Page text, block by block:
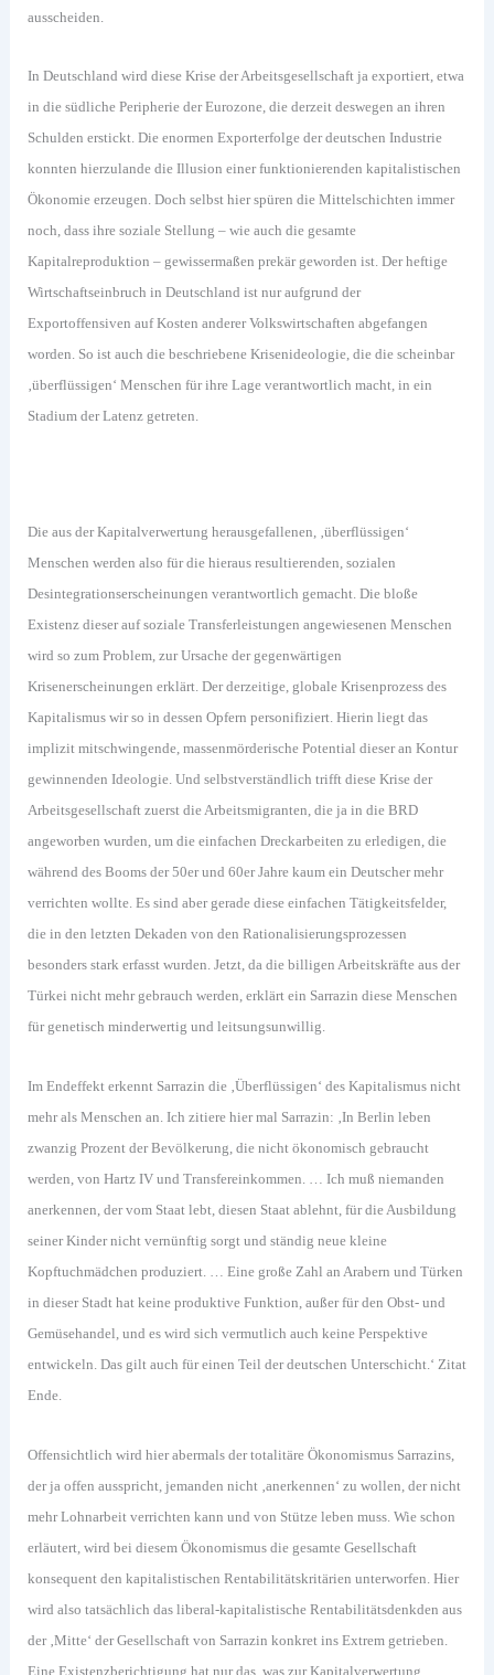
ausscheiden.
In Deutschland wird diese Krise der Arbeitsgesellschaft ja exportiert, etwa
in die südliche Peripherie der Eurozone, die derzeit deswegen an ihren
Schulden erstickt. Die enormen Exporterfolge der deutschen Industrie
konnten hierzulande die Illusion einer funktionierenden kapitalistischen
Ökonomie erzeugen. Doch selbst hier spüren die Mittelschichten immer
noch, dass ihre soziale Stellung – wie auch die gesamte
Kapitalreproduktion – gewissermaßen prekär geworden ist. Der heftige
Wirtschaftseinbruch in Deutschland ist nur aufgrund der
Exportoffensiven auf Kosten anderer Volkswirtschaften abgefangen
worden. So ist auch die beschriebene Krisenideologie, die die scheinbar
‚überflüssigen‘ Menschen für ihre Lage verantwortlich macht, in ein
Stadium der Latenz getreten.
Die aus der Kapitalverwertung herausgefallenen, ‚überflüssigen‘
Menschen werden also für die hieraus resultierenden, sozialen
Desintegrationserscheinungen verantwortlich gemacht. Die bloße
Existenz dieser auf soziale Transferleistungen angewiesenen Menschen
wird so zum Problem, zur Ursache der gegenwärtigen
Krisenerscheinungen erklärt. Der derzeitige, globale Krisenprozess des
Kapitalismus wir so in dessen Opfern personifiziert. Hierin liegt das
implizit mitschwingende, massenmörderische Potential dieser an Kontur
gewinnenden Ideologie. Und selbstverständlich trifft diese Krise der
Arbeitsgesellschaft zuerst die Arbeitsmigranten, die ja in die BRD
angeworben wurden, um die einfachen Dreckarbeiten zu erledigen, die
während des Booms der 50er und 60er Jahre kaum ein Deutscher mehr
verrichten wollte. Es sind aber gerade diese einfachen Tätigkeitsfelder,
die in den letzten Dekaden von den Rationalisierungsprozessen
besonders stark erfasst wurden. Jetzt, da die billigen Arbeitskräfte aus der
Türkei nicht mehr gebrauch werden, erklärt ein Sarrazin diese Menschen
für genetisch minderwertig und leitsungsunwillig.
Im Endeffekt erkennt Sarrazin die ‚Überflüssigen‘ des Kapitalismus nicht
mehr als Menschen an. Ich zitiere hier mal Sarrazin: ‚In Berlin leben
zwanzig Prozent der Bevölkerung, die nicht ökonomisch gebraucht
werden, von Hartz IV und Transfereinkommen. … Ich muß niemanden
anerkennen, der vom Staat lebt, diesen Staat ablehnt, für die Ausbildung
seiner Kinder nicht vernünftig sorgt und ständig neue kleine
Kopftuchmädchen produziert. … Eine große Zahl an Arabern und Türken
in dieser Stadt hat keine produktive Funktion, außer für den Obst- und
Gemüsehandel, und es wird sich vermutlich auch keine Perspektive
entwickeln. Das gilt auch für einen Teil der deutschen Unterschicht.‘ Zitat
Ende.
Offensichtlich wird hier abermals der totalitäre Ökonomismus Sarrazins,
der ja offen ausspricht, jemanden nicht ‚anerkennen‘ zu wollen, der nicht
mehr Lohnarbeit verrichten kann und von Stütze leben muss. Wie schon
erläutert, wird bei diesem Ökonomismus die gesamte Gesellschaft
konsequent den kapitalistischen Rentabilitätskritärien unterworfen. Hier
wird also tatsächlich das liberal-kapitalistische Rentabilitätsdenkden aus
der ‚Mitte‘ der Gesellschaft von Sarrazin konkret ins Extrem getrieben.
Eine Existenzberichtigung hat nur das, was zur Kapitalverwertung